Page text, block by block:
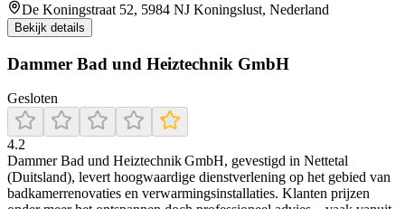
De Koningstraat 52, 5984 NJ Koningslust, Nederland
Bekijk details
Dammer Bad und Heiztechnik GmbH
Gesloten
4.2
Dammer Bad und Heiztechnik GmbH, gevestigd in Nettetal
(Duitsland), levert hoogwaardige dienstverlening op het gebied van
badkamerrenovaties en verwarmingsinstallaties. Klanten prijzen